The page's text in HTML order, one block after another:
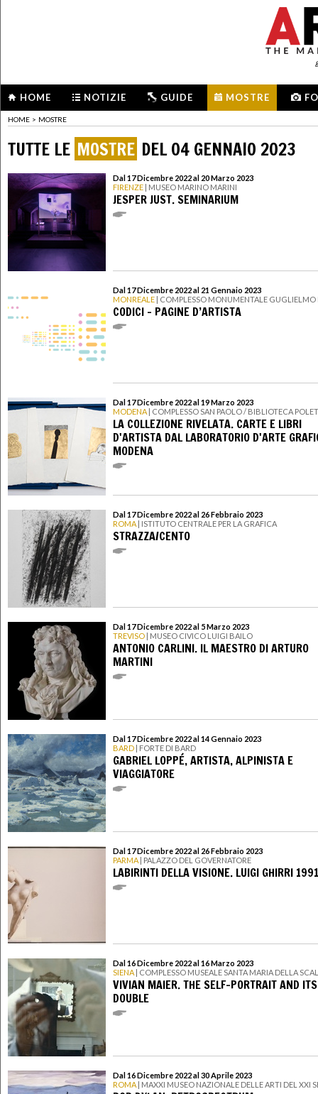
HOME NOTIZIE GUIDE MOSTRE
HOME > MOSTRE
TUTTE LE MOSTRE DEL 04 GENNAIO 2023
Dal 17 Dicembre 2022 al 20 Marzo 2023
FIRENZE | MUSEO MARINO MARINI
JESPER JUST. SEMINARIUM
Dal 17 Dicembre 2022 al 21 Gennaio 2023
MONREALE | COMPLESSO MONUMENTALE GUGLIELMO
CODICI – PAGINE D’ARTISTA
Dal 17 Dicembre 2022 al 19 Marzo 2023
MODENA | COMPLESSO SAN PAOLO / BIBLIOTECA
LA COLLEZIONE RIVELATA. CARTE E LIBRI
D'ARTISTA DAL LABORATORIO D'ARTE
MODENA
Dal 17 Dicembre 2022 al 26 Febbraio 2023
ROMA | ISTITUTO CENTRALE PER LA GRAFICA
STRAZZA/CENTO
Dal 17 Dicembre 2022 al 5 Marzo 2023
TREVISO | MUSEO CIVICO LUIGI BAILO
ANTONIO CARLINI. IL MAESTRO DI ARTURO
MARTINI
Dal 17 Dicembre 2022 al 14 Gennaio 2023
BARD | FORTE DI BARD
GABRIEL LOPPÉ, ARTISTA, ALPINISTA E
VIAGGIATORE
Dal 17 Dicembre 2022 al 26 Febbraio 2023
PARMA | PALAZZO DEL GOVERNATORE
LABIRINTI DELLA VISIONE. LUIGI GHIRRI 1991
Dal 16 Dicembre 2022 al 16 Marzo 2023
SIENA | COMPLESSO MUSEALE SANTA MARIA DELLA
VIVIAN MAIER. THE SELF-PORTRAIT AND ITS
DOUBLE
Dal 16 Dicembre 2022 al 30 Aprile 2023
ROMA | MAXXI MUSEO NAZIONALE DELLE ARTI DEL XXI